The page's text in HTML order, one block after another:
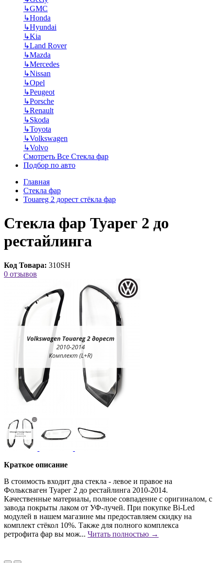
↳GMC
↳Honda
↳Hyundai
↳Kia
↳Land Rover
↳Mazda
↳Mercedes
↳Nissan
↳Opel
↳Peugeot
↳Porsche
↳Renault
↳Skoda
↳Toyota
↳Volkswagen
↳Volvo
Смотреть Все Стекла фар
Подбор по авто
Главная
Стекла фар
Touareg 2 дорест стёкла фар
Стекла фар Туарег 2 до
рестайлинга
Код Товара: 310SH
0 отзывов
Краткое описание
В стоимость входит два стекла - левое и правое на
Фольксваген Туарег 2 до рестайлинга 2010-2014.
Качественные материалы, полное совпадение с оригиналом, с
завода покрыты лаком от УФ-лучей. При покупке Bi-Led
модулей в нашем магазине мы предоставляем скидку на
комплект стёкол 10%. Также для полного комплекса
ретрофита фар вы мож... Читать полностью →